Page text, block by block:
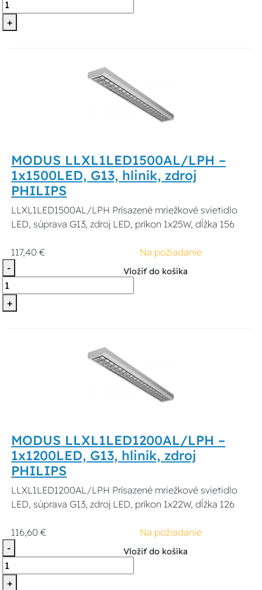
+
MODUS LLXL1LED1500AL/LPH –
1x1500LED, G13, hliník, zdroj
PHILIPS
LLXL1LED1500AL/LPH Prísazené mriežkové svietidlo
LED, súprava G13, zdroj LED, príkon 1x25W, dĺžka 156
117,40 €
Na požiadanie
-
+
Vložiť do košíka
MODUS LLXL1LED1200AL/LPH –
1x1200LED, G13, hliník, zdroj
PHILIPS
LLXL1LED1200AL/LPH Prísazené mriežkové svietidlo
LED, súprava G13, zdroj LED, príkon 1x22W, dĺžka 126
116,60 €
Na požiadanie
-
+
Vložiť do košíka